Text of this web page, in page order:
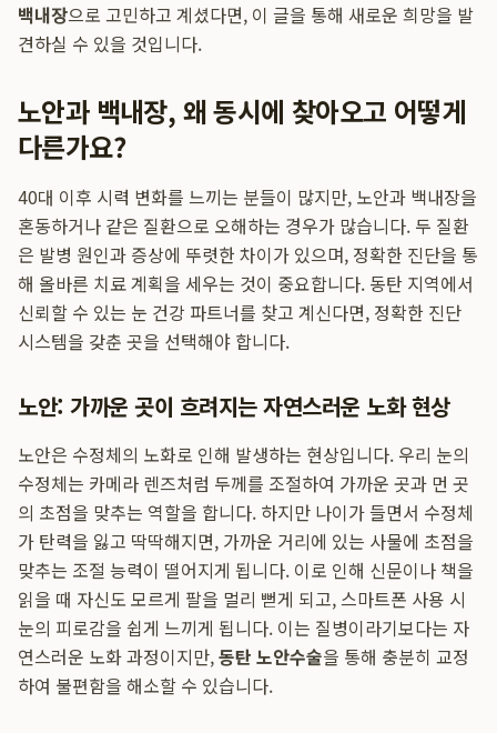
백내장으로 고민하고 계셨다면, 이 글을 통해 새로운 희망을 발
견하실 수 있을 것입니다.
노안과 백내장, 왜 동시에 찾아오고 어떻게
다른가요?
40대 이후 시력 변화를 느끼는 분들이 많지만, 노안과 백내장을
혼동하거나 같은 질환으로 오해하는 경우가 많습니다. 두 질환
은 발병 원인과 증상에 뚜렷한 차이가 있으며, 정확한 진단을 통
해 올바른 치료 계획을 세우는 것이 중요합니다. 동탄 지역에서
신뢰할 수 있는 눈 건강 파트너를 찾고 계신다면, 정확한 진단
시스템을 갖춘 곳을 선택해야 합니다.
노안: 가까운 곳이 흐려지는 자연스러운 노화 현상
노안은 수정체의 노화로 인해 발생하는 현상입니다. 우리 눈의
수정체는 카메라 렌즈처럼 두께를 조절하여 가까운 곳과 먼 곳
의 초점을 맞추는 역할을 합니다. 하지만 나이가 들면서 수정체
가 탄력을 잃고 딱딱해지면, 가까운 거리에 있는 사물에 초점을
맞추는 조절 능력이 떨어지게 됩니다. 이로 인해 신문이나 책을
읽을 때 자신도 모르게 팔을 멀리 뻗게 되고, 스마트폰 사용 시
눈의 피로감을 쉽게 느끼게 됩니다. 이는 질병이라기보다는 자
연스러운 노화 과정이지만,동탄 노안수술을 통해 충분히 교정
하여 불편함을 해소할 수 있습니다.